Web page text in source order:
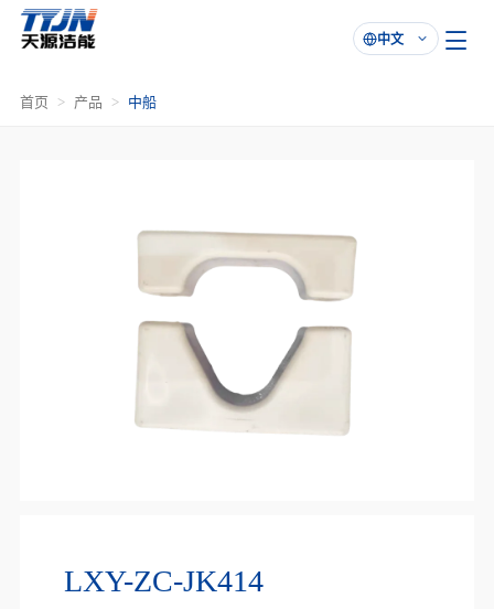

中文
首页 产品 中船
LXY-ZC-JK414